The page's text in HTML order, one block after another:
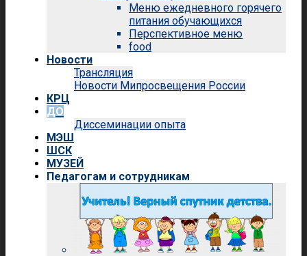
Меню ежедневного горячего
питания обучающихся
Перспективное меню
food
Новости
Трансляция
Новости Мипросвещения России
КРЦ
ДО
Диссеминации опыта
МЭШ
ШСК
МУЗЕЙ
Педагогам и сотрудникам